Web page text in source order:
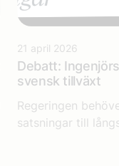
21 april 2026
Debatt:
svensk tillväxt
Regeringen
satsningar till